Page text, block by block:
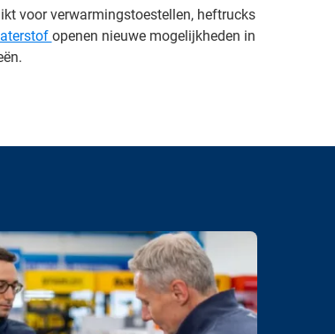
voor verwarmingstoestellen, heftrucks
openen nieuwe mogelijkheden in